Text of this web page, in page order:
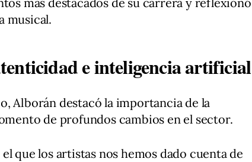
musical.
e inteligencia artificial
Alborán destacó la importancia de la
de profundos cambios en el sector.
que los artistas nos hemos dado cuenta de